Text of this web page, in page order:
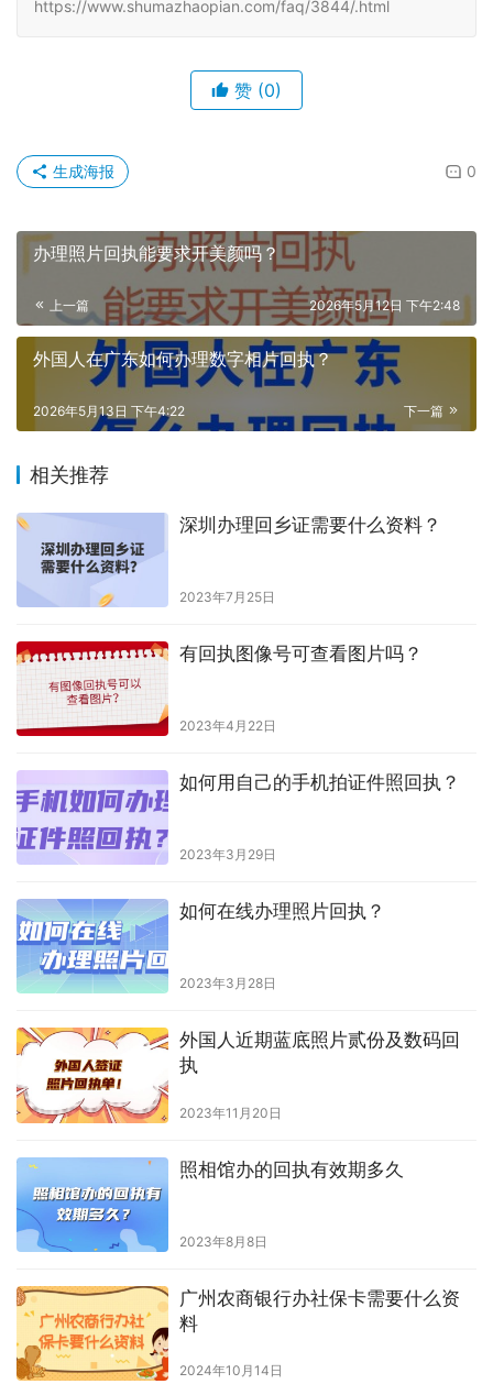
https://www.shumazhaopian.com/faq/3844/.html
赞 (0)
0
生成海报
办理照片回执能要求开美颜吗？
上一篇 2026年5月12日 下午2:48
外国人在广东如何办理数字相片回执？
下一篇
2026年5月13日 下午4:22
相关推荐
深圳办理回乡证需要什么资料？
2023年7月25日
有回执图像号可查看图片吗？
2023年4月22日
如何用自己的手机拍证件照回执？
2023年3月29日
如何在线办理照片回执？
2023年3月28日
外国人近期蓝底照片贰份及数码回
执
2023年11月20日
照相馆办的回执有效期多久
2023年8月8日
广州农商银行办社保卡需要什么资
料
2024年10月14日